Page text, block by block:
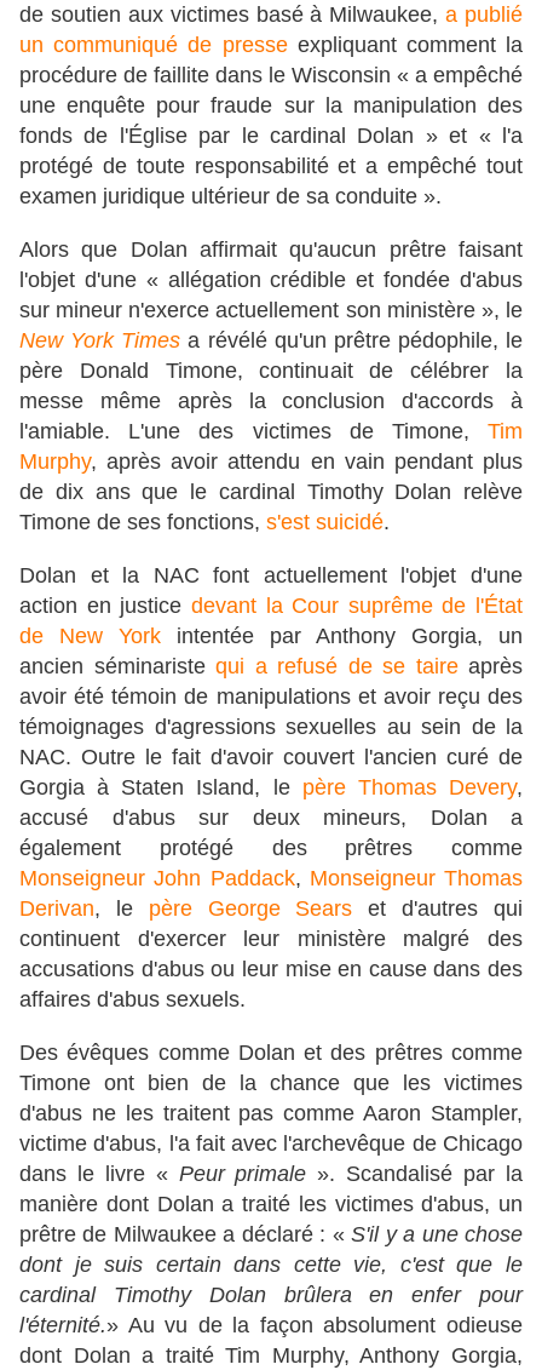
de soutien aux victimes basé à Milwaukee,a publié
un communiqué de presse expliquant comment la
procédure de faillite dans le Wisconsin « a empêché
une enquête pour fraude sur la manipulation des
fonds de l'Église par le cardinal Dolan » et « l'a
protégé de toute responsabilité et a empêché tout
examen juridique ultérieur de sa conduite ».
Alors que Dolan affirmait qu'aucun prêtre faisant
l'objet d'une « allégation crédible et fondée d'abus
sur mineur n'exerce actuellement son ministère », le
New York Times a révélé qu'un prêtre pédophile, le
père Donald Timone, continuait de célébrer la
messe même après la conclusion d'accords à
l'amiable. L'une des victimes de Timone, Tim
Murphy, après avoir attendu en vain pendant plus
de dix ans que le cardinal Timothy Dolan relève
Timone de ses fonctions, s'est suicidé.
Dolan et la NAC font actuellement l'objet d'une
action en justice devant la Cour suprême de l'État
de New York intentée par Anthony Gorgia, un
ancien séminariste qui a refusé de se taireaprès
avoir été témoin de manipulations et avoir reçu des
témoignages d'agressions sexuelles au sein de la
NAC. Outre le fait d'avoir couvert l'ancien curé de
Gorgia à Staten Island, lepère Thomas Devery,
accusé d'abus sur deux mineurs, Dolan a
également protégé des prêtres comme
Monseigneur John Paddack, Monseigneur Thomas
Derivan, le père George Sears et d'autres qui
continuent d'exercer leur ministère malgré des
accusations d'abus ou leur mise en cause dans des
affaires d'abus sexuels.
Des évêques comme Dolan et des prêtres comme
Timone ont bien de la chance que les victimes
d'abus ne les traitent pas comme Aaron Stampler,
victime d'abus, l'a fait avec l'archevêque de Chicago
dans le livre « Peur primale ». Scandalisé par la
manière dont Dolan a traité les victimes d'abus, un
prêtre de Milwaukee a déclaré : «S'il y a une chose
dont je suis certain dans cette vie, c'est que le
cardinal Timothy Dolan brûlera en enfer pour
l'éternité.» Au vu de la façon absolument odieuse
dont Dolan a traité Tim Murphy, Anthony Gorgia,